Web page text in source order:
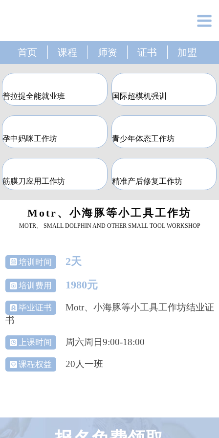
首页 课程 师资 证书 加盟
普拉提全能就业班 国际超模机强训
孕中妈咪工作坊 青少年体态工作坊
筋膜刀应用工作坊 精准产后修复工作坊
Motr、小海豚等小工具工作坊
MOTR、 SMALL DOLPHIN AND OTHER SMALL TOOL WORKSHOP
培训时间 2天
培训费用 1980元
毕业证书
Motr、小海豚等小工具工作坊结业证
书
上课时间 周六周日9:00-18:00
课程权益 20人一班